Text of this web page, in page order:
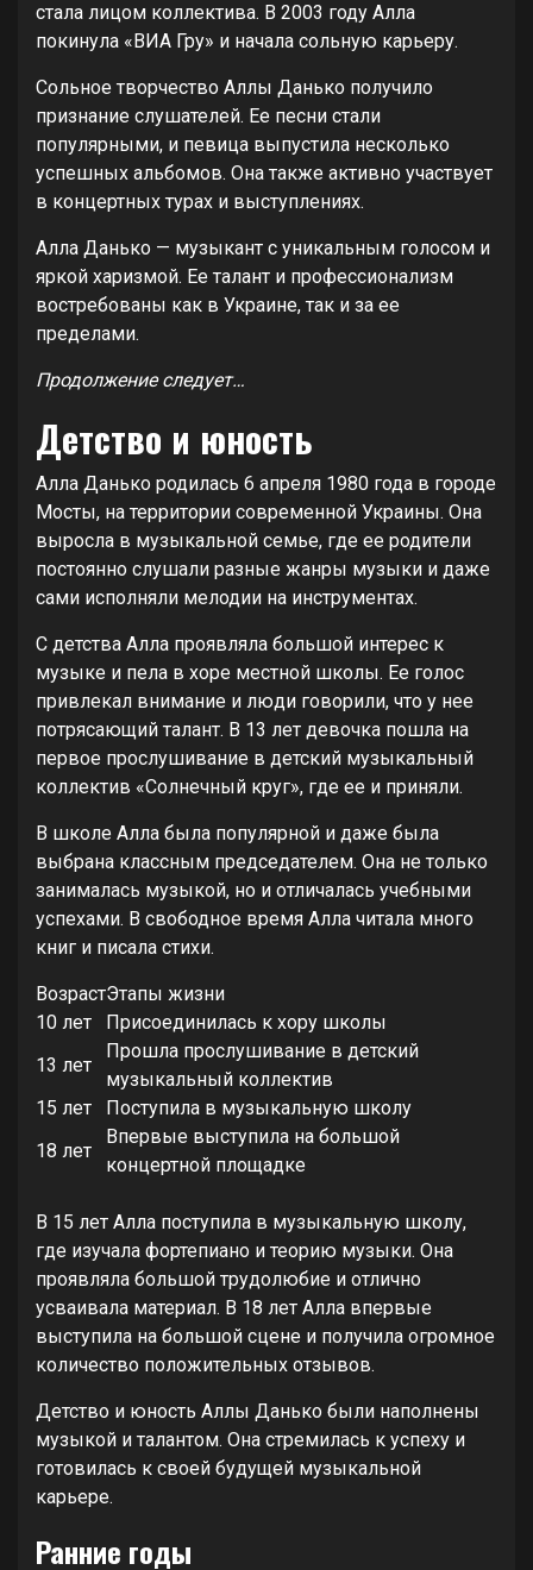
стала лицом коллектива. В 2003 году Алла
покинула «ВИА Гру» и начала сольную карьеру.
Сольное творчество Аллы Данько получило
признание слушателей. Ее песни стали
популярными, и певица выпустила несколько
успешных альбомов. Она также активно участвует
в концертных турах и выступлениях.
Алла Данько — музыкант с уникальным голосом и
яркой харизмой. Ее талант и профессионализм
востребованы как в Украине, так и за ее
пределами.
Продолжение следует…
Детство и юность
Алла Данько родилась 6 апреля 1980 года в городе
Мосты, на территории современной Украины. Она
выросла в музыкальной семье, где ее родители
постоянно слушали разные жанры музыки и даже
сами исполняли мелодии на инструментах.
С детства Алла проявляла большой интерес к
музыке и пела в хоре местной школы. Ее голос
привлекал внимание и люди говорили, что у нее
потрясающий талант. В 13 лет девочка пошла на
первое прослушивание в детский музыкальный
коллектив «Солнечный круг», где ее и приняли.
В школе Алла была популярной и даже была
выбрана классным председателем. Она не только
занималась музыкой, но и отличалась учебными
успехами. В свободное время Алла читала много
книг и писала стихи.
ВозрастЭтапы жизни
10 лет
Присоединилась к хору школы
13 лет
Прошла прослушивание в детский
музыкальный коллектив
15 лет
Поступила в музыкальную школу
18 лет
Впервые выступила на большой
концертной площадке
В 15 лет Алла поступила в музыкальную школу,
где изучала фортепиано и теорию музыки. Она
проявляла большой трудолюбие и отлично
усваивала материал. В 18 лет Алла впервые
выступила на большой сцене и получила огромное
количество положительных отзывов.
Детство и юность Аллы Данько были наполнены
музыкой и талантом. Она стремилась к успеху и
готовилась к своей будущей музыкальной
карьере.
Ранние годы